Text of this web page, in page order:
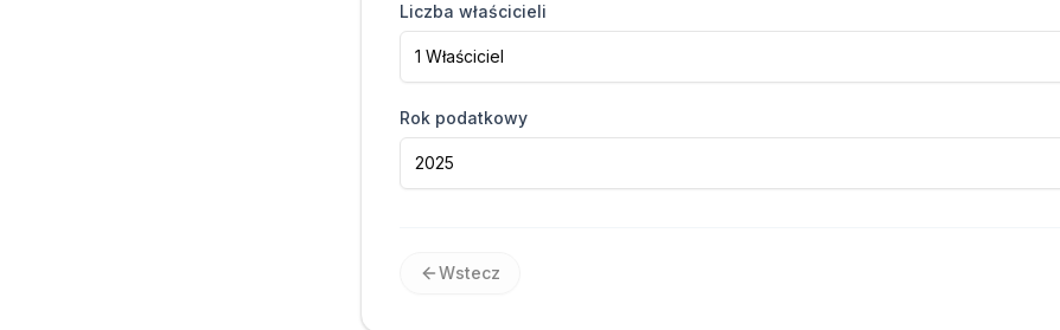
Liczba właścicieli
1 Właściciel
Rok podatkowy
2025
Wstecz